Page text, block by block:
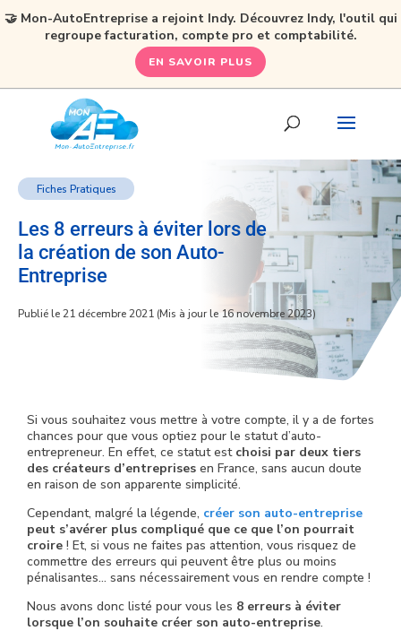
Fiches Pratiques
Les 8 erreurs à éviter lors de
la création de son Auto-
Entreprise
Publié le 21 décembre 2021 (Mis à jour le 16 novembre 2023)
Si vous souhaitez vous mettre à votre compte, il y a de fortes
chances pour que vous optiez pour le statut d’auto-
entrepreneur. En effet, ce statut est choisi par deux tiers
des créateurs d’entreprises en France, sans aucun doute
en raison de son apparente simplicité.
Cependant, malgré la légende, créer son auto-entreprise
peut s’avérer plus compliqué que ce que l’on pourrait
croire ! Et, si vous ne faites pas attention, vous risquez de
commettre des erreurs qui peuvent être plus ou moins
pénalisantes… sans nécessairement vous en rendre compte !
Nous avons donc listé pour vous les 8 erreurs à éviter
lorsque l’on souhaite créer son auto-entreprise.
🤝 Mon-AutoEntreprise a rejoint Indy. Découvrez Indy, l'outil qui
regroupe facturation, compte pro et comptabilité.
EN SAVOIR PLUS